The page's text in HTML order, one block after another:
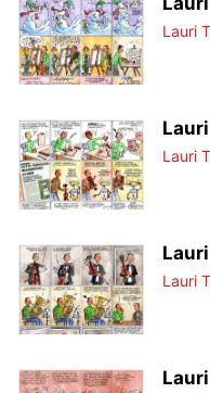
Lauri
Lauri
Lauri